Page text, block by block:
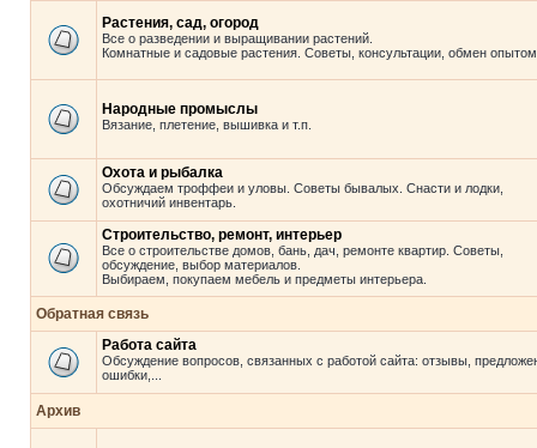
Растения, сад, огород
Все о разведении и выращивании растений.
Комнатные и садовые растения. Советы, консультации, обмен
Народные промыслы
Вязание, плетение, вышивка и т.п.
Охота и рыбалка
Обсуждаем троффеи и уловы. Советы бывалых. Снасти и лодки,
охотничий инвентарь.
Строительство, ремонт, интерьер
Все о строительстве домов, бань, дач, ремонте квартир. Советы,
обсуждение, выбор материалов.
Выбираем, покупаем мебель и предметы интерьера.
Обратная связь
Работа сайта
Обсуждение вопросов, связанных с работой сайта: отзывы,
ошибки,...
Архив